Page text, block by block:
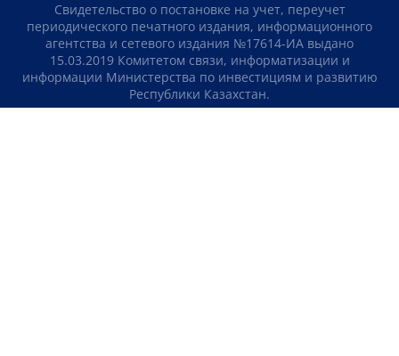
Свидетельство о постановке на учет, переучет
периодического печатного издания, информационного
агентства и сетевого издания №17614-ИА выдано
15.03.2019 Комитетом связи, информатизации и
информации Министерства по инвестициям и развитию
Республики Казахстан.